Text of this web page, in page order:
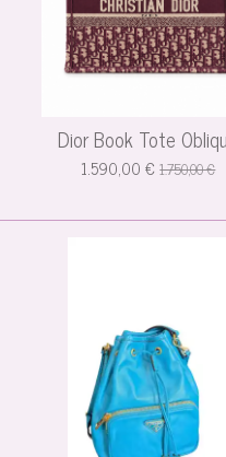
Dior Book Tote
1.590,00 € 1.750,00 €